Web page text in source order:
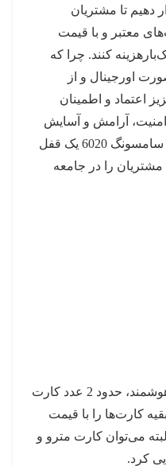
دهیم تا مشتریان
معتبر و با قیمت
کنند. چرا که
اورجینال و از
اعتماد و اطمینان
آرامش و آسایش
خواهید داشت. بنابراین دستگیره سامسونگ 6020 یک قفل
را در جامعه
قابلیت شناسایی 20 عدد کارت هوشمند، حدود 2 عدد کارت
کارت‌ها را با قیمت
می‌توان کارت مترو و
کرد.